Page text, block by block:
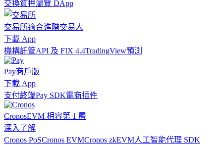
交換質押瀏覽 DApp
交易所適合進階交易人
下載 App
機構託管API 及 FIX 4.4TradingView預測
Pay商戶版
下載 App
支付終端Pay SDK電商插件
CronosEVM 相容第 1 層
深入了解
Cronos PoSCronos EVMCronos zkEVM人工智能代理 SDK